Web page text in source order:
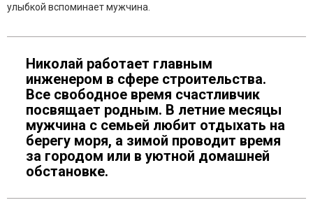
улыбкой вспоминает мужчина.
Николай работает главным
инженером в сфере строительства.
Все свободное время счастливчик
посвящает родным. В летние месяцы
мужчина с семьей любит отдыхать на
берегу моря, а зимой проводит время
за городом или в уютной домашней
обстановке.